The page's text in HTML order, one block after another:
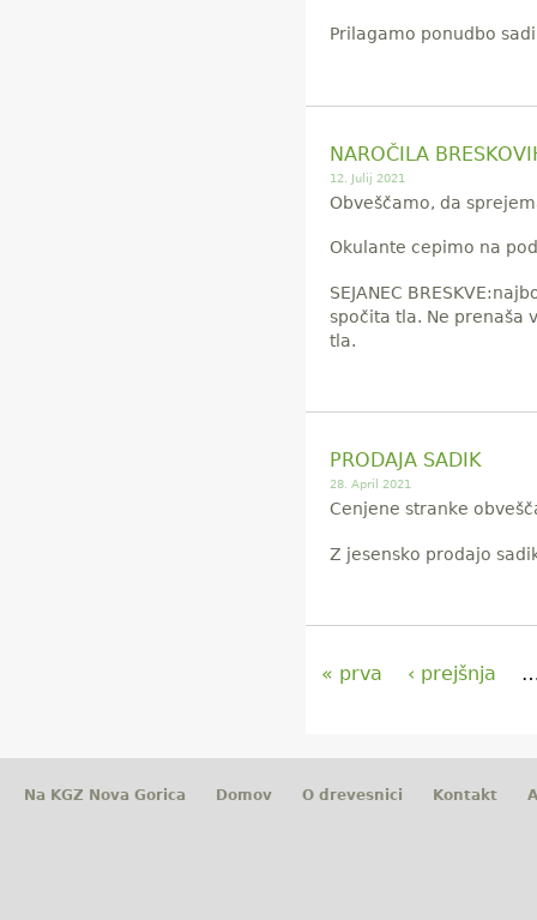
Prilagamo ponudbo
NAROČILA
12. Julij 2021
Obveščamo, da
Okulante cepimo na
SEJANEC
spočita tla. Ne prenaša
tla.
PRODAJA SADIK
28. April 2021
Cenjene stranke
Z jesensko prodajo
t
r
« prva ‹ prejšnja
Na KGZ Nova Gorica Domov O drevesnici Kontakt